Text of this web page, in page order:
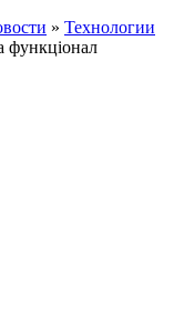
» Технологии
функціонал